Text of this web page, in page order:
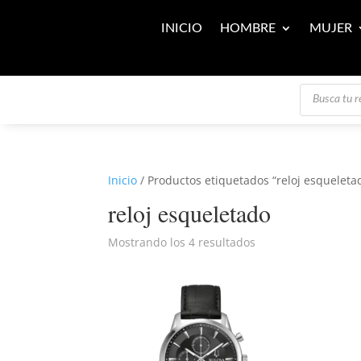
INICIO HOMBRE MUJER
Búsqueda
productos
Inicio / Productos etiquetados “reloj
reloj esqueletado
Mostrando los 4 resultados